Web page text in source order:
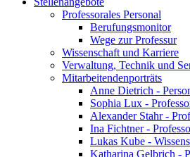
Professorales Personal
Berufungsmonitor
Wege zur Professur
Wissenschaft und Karriere
Verwaltung, Technik und
Mitarbeitendenporträts
Anne Dietrich -
Sophia Lux -
Alexander Stahr -
Ina Fichtner -
Lukas Kube -
Katharina Gelbrich -